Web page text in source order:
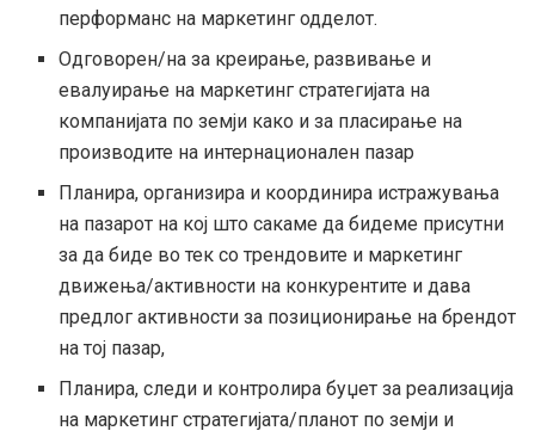
перформанс на маркетинг одделот.
Одговорен/на за креирање, развивање и
евалуирање на маркетинг стратегијата на
компанијата по земји како и за пласирање на
производите на интернационален пазар
Планира, организира и координира истражувања
на пазарот на кој што сакаме да бидеме присутни
за да биде во тек со трендовите и маркетинг
движења/активности на конкурентите и дава
предлог активности за позиционирање на брендот
на тој пазар,
Планира, следи и контролира буџет за реализација
на маркетинг стратегијата/планот по земји и